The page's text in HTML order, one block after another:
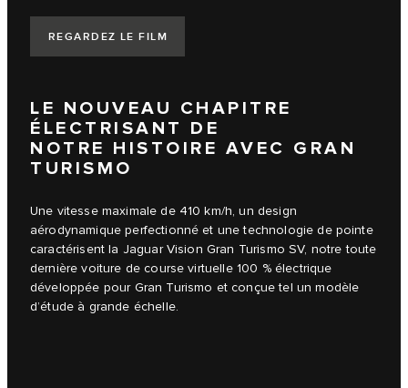
REGARDEZ LE FILM
LE NOUVEAU CHAPITRE
ÉLECTRISANT DE
NOTRE HISTOIRE AVEC GRAN
TURISMO
Une vitesse maximale de 410 km/h, un design
aérodynamique perfectionné et une technologie de pointe
caractérisent la Jaguar Vision Gran Turismo SV, notre toute
dernière voiture de course virtuelle 100 % électrique
développée pour Gran Turismo et conçue tel un modèle
d’étude à grande échelle.